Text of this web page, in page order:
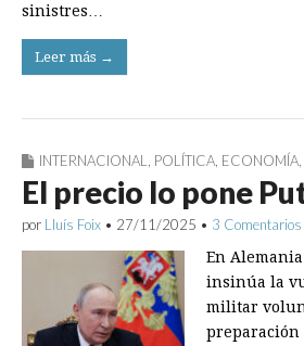
sinistres…
Leer más →
INTERNACIONAL POLÍTICA ECONOMÍA
El precio lo pone
por Lluís Foix • 27/11/2025 • 3 Comentarios
En
insinúa la
militar
preparación